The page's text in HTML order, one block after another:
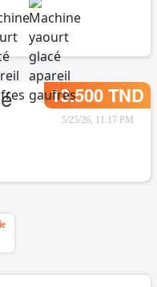
13.500 TND
5/25/26, 11:17 PM